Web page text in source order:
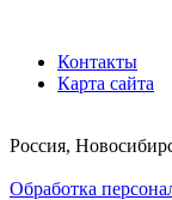
Контакты
Карта сайта
Россия,
Обработка